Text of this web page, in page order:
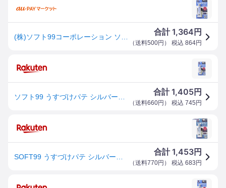
合計1,364 円
（送料500円 ） 税込 864円
合計1,405円
（送料660円 ） 税込 745 円
合計1,453円
（送料770円 ） 税込 683 円